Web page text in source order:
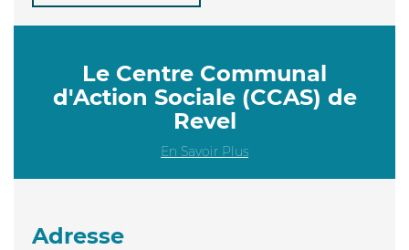
Le Centre Communal
d'Action Sociale (CCAS) de
Revel
En Savoir Plus
Adresse